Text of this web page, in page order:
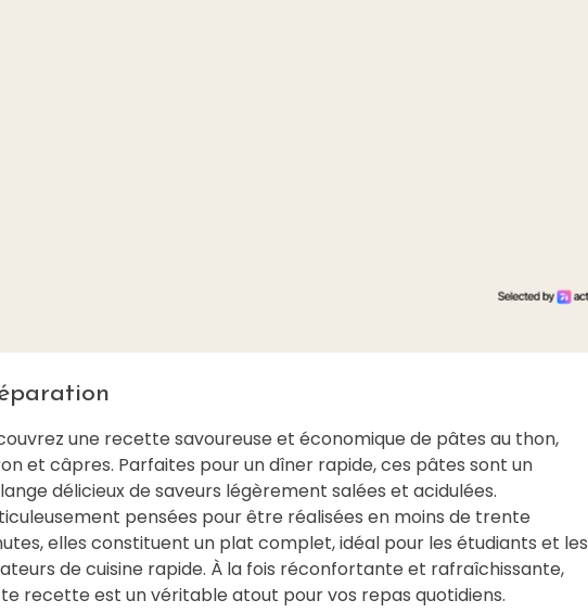
une recette savoureuse et économique de pâtes au thon,
et câpres. Parfaites pour un dîner rapide, ces pâtes sont un
délicieux de saveurs légèrement salées et acidulées.
pensées pour être réalisées en moins de trente
elles constituent un plat complet, idéal pour les étudiants et les
de cuisine rapide. À la fois réconfortante et rafraîchissante,
recette est un véritable atout pour vos repas quotidiens.